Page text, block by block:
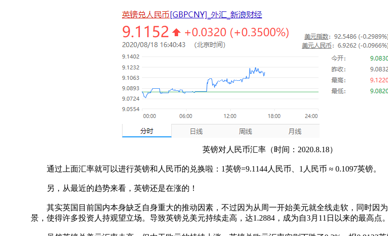
英镑对人民币汇率（时间：2020.8.18）
通过上面汇率就可以进行英镑和人民币的兑换啦：1英镑=9.1144人民币、1人民币 ≈ 0.1097英镑。
另，从最近的趋势来看，英镑还是在涨的！
其实英国目前国内本身缺乏自身重大的推动因素，不过因为从周一开始美元就全线走软，同时因
景，使得许多投资人持观望立场。导致英镑兑美元持续走高，达1.2884，成为自3月11日以来的最高点。